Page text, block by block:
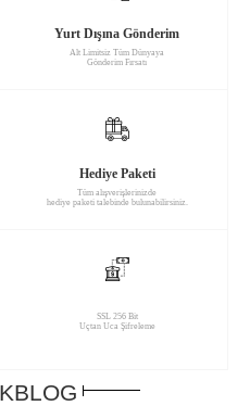
Yurt Dışına Gönderim
Alt Limitsiz Tüm Dünyaya
Gönderim Fırsatı
Hediye Paketi
Tüm alışverişlerinizde
hediye paketi talebinde bulunabilirsiniz.
SSL 256 Bit
Uçtan Uca Şifreleme